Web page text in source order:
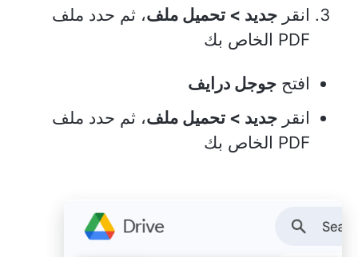
انقر جديد > تحميل ملف، ثم حدد ملف
PDF الخاص بك
افتح جوجل درايف
انقر جديد > تحميل ملف، ثم حدد ملف
PDF الخاص بك